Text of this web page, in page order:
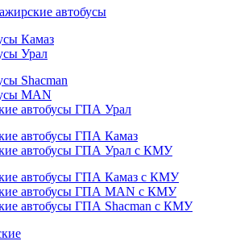
автобусы
Камаз
Урал
Shacman
MAN
автобусы ГПА Урал
автобусы ГПА Камаз
автобусы ГПА Урал с КМУ
автобусы ГПА Камаз с КМУ
автобусы ГПА MAN с КМУ
автобусы ГПА Shacman с КМУ